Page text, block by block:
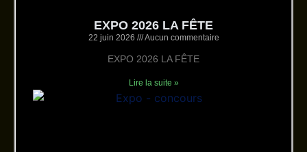
EXPO 2026 LA FÊTE
22 juin 2026 Aucun commentaire
EXPO 2026 LA FÊTE
Lire la suite »